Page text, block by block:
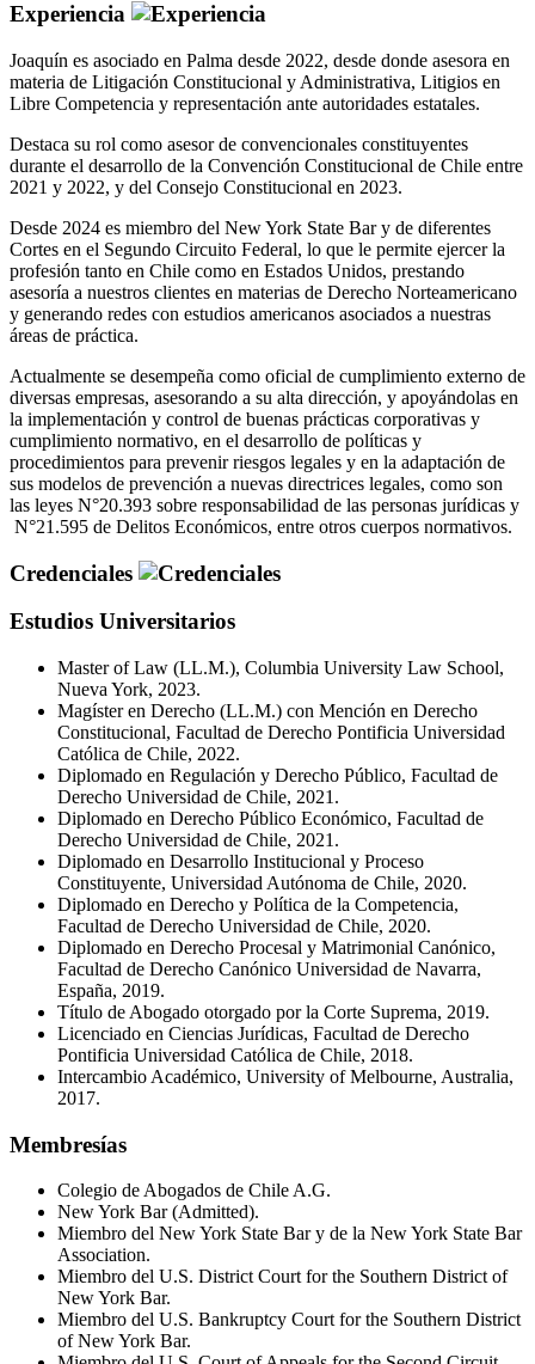
Experiencia
Joaquín es asociado en Palma desde 2022, desde donde asesora en
materia de Litigación Constitucional y Administrativa, Litigios en
Libre Competencia y representación ante autoridades estatales.
Destaca su rol como asesor de convencionales constituyentes
durante el desarrollo de la Convención Constitucional de Chile entre
2021 y 2022, y del Consejo Constitucional en 2023.
Desde 2024 es miembro del New York State Bar y de diferentes
Cortes en el Segundo Circuito Federal, lo que le permite ejercer la
profesión tanto en Chile como en Estados Unidos, prestando
asesoría a nuestros clientes en materias de Derecho Norteamericano
y generando redes con estudios americanos asociados a nuestras
áreas de práctica.
Actualmente se desempeña como oficial de cumplimiento externo de
diversas empresas, asesorando a su alta dirección, y apoyándolas en
la implementación y control de buenas prácticas corporativas y
cumplimiento normativo, en el desarrollo de políticas y
procedimientos para prevenir riesgos legales y en la adaptación de
sus modelos de prevención a nuevas directrices legales, como son
las leyes N°20.393 sobre responsabilidad de las personas jurídicas y
N°21.595 de Delitos Económicos, entre otros cuerpos normativos.
Credenciales
Estudios Universitarios
Master of Law (LL.M.), Columbia University Law School,
Nueva York, 2023.
Magíster en Derecho (LL.M.) con Mención en Derecho
Constitucional, Facultad de Derecho Pontificia Universidad
Católica de Chile, 2022.
Diplomado en Regulación y Derecho Público, Facultad de
Derecho Universidad de Chile, 2021.
Diplomado en Derecho Público Económico, Facultad de
Derecho Universidad de Chile, 2021.
Diplomado en Desarrollo Institucional y Proceso
Constituyente, Universidad Autónoma de Chile, 2020.
Diplomado en Derecho y Política de la Competencia,
Facultad de Derecho Universidad de Chile, 2020.
Diplomado en Derecho Procesal y Matrimonial Canónico,
Facultad de Derecho Canónico Universidad de Navarra,
España, 2019.
Título de Abogado otorgado por la Corte Suprema, 2019.
Licenciado en Ciencias Jurídicas, Facultad de Derecho
Pontificia Universidad Católica de Chile, 2018.
Intercambio Académico, University of Melbourne, Australia,
2017.
Membresías
Colegio de Abogados de Chile A.G.
New York Bar (Admitted).
Miembro del New York State Bar y de la New York State Bar
Association.
Miembro del U.S. District Court for the Southern District of
New York Bar.
Miembro del U.S. Bankruptcy Court for the Southern District
of New York Bar.